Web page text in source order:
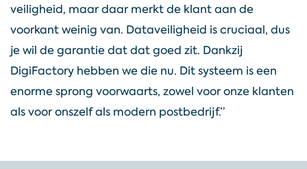
veiligheid, maar daar merkt de klant aan de
voorkant weinig van. Dataveiligheid is cruciaal, dus
je wil de garantie dat dat goed zit. Dankzij
DigiFactory hebben we die nu. Dit systeem is een
enorme sprong voorwaarts, zowel voor onze klanten
als voor onszelf als modern postbedrijf.”